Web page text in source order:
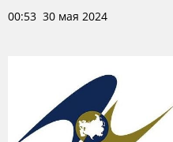
00:53 30 мая 2024